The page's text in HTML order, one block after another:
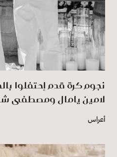
لامين يامال ومصطفى
أعراس